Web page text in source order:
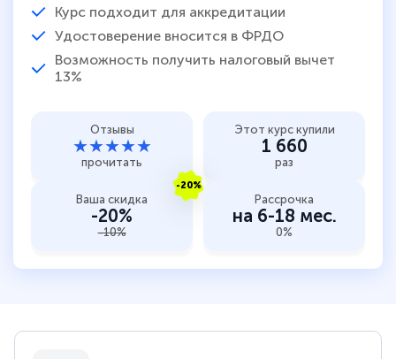
Курс подходит для аккредитации
Удостоверение вносится в ФРДО
Возможность получить налоговый вычет
13%
Отзывы
★★★★★
прочитать
Этот курс купили
1 660
раз
-20%
Ваша скидка
-20%
-10%
Рассрочка
на 6-18 мес.
0%